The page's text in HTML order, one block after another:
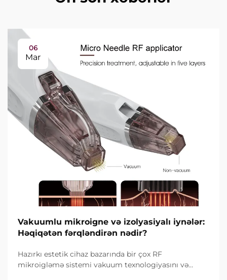
06
Mar
Vakuumlu mikroigne və izolyasiyalı iynələr:
Həqiqətən fərqləndirən nədir?
Hazırkı estetik cihaz bazarında bir çox RF
mikroigləmə sistemi vakuum texnologiyasını və